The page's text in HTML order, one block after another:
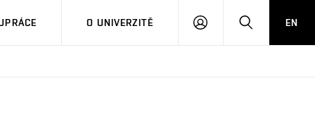
O UNIVERZITĚ
PŘIHLÁSIT HLEDATEN